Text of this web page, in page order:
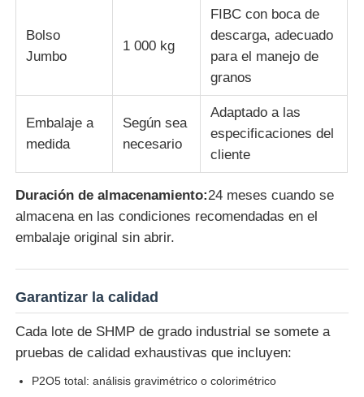
Bolso
Jumbo
1 000 kg
FIBC con boca de
descarga, adecuado
para el manejo de
granos
Embalaje a
medida
Según sea
necesario
Adaptado a las
especificaciones del
cliente
Duración de almacenamiento:24 meses cuando se
almacena en las condiciones recomendadas en el
embalaje original sin abrir.
Garantizar la calidad
Cada lote de SHMP de grado industrial se somete a
pruebas de calidad exhaustivas que incluyen:
P2O5 total: análisis gravimétrico o colorimétrico